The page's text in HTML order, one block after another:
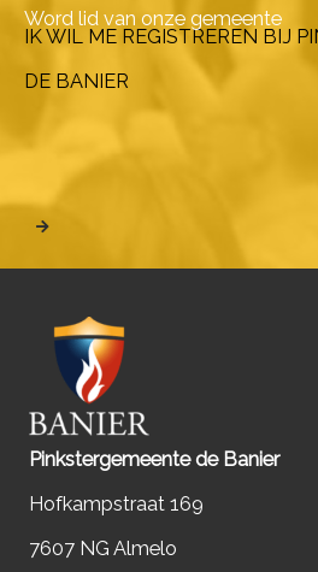
Word lid van onze gemeente
IK WIL ME REGISTREREN BIJ
DE BANIER
Pinkstergemeente de Banier
Hofkampstraat 169
7607 NG Almelo